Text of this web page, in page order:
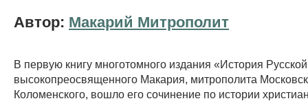
Автор: Макарий Митрополит
В первую книгу многотомного издания «История
высокопреосвященного Макария, митрополита
Коломенского, вошло его сочинение по истории